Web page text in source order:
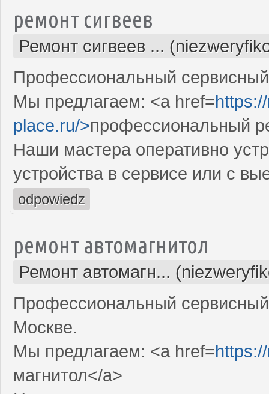
ремонт сигвеев
Ремонт сигвеев ...
Профессиональный
Мы предлагаем: <a href=
place.ru/>профессиональный
Наши мастера оперативно
устройства в сервисе или с
odpowiedz
ремонт автомагнитол
Ремонт автомагн...
Профессиональный
Москве.
Мы предлагаем: <a href=
магнитол</a>